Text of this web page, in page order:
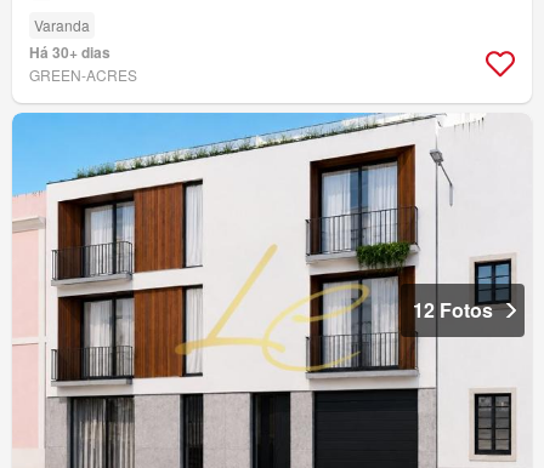
Varanda
Há 30+ dias
GREEN-ACRES
12 Fotos